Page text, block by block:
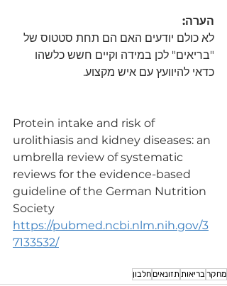
הערה:
לא כולם יודעים האם הם תחת סטטוס של
"בריאים" לכן במידה וקיים חשש כלשהו
כדאי להיוועץ עם איש מקצוע.
Protein intake and risk of
urolithiasis and kidney diseases: an
umbrella review of systematic
reviews for the evidence-based
guideline of the German Nutrition
Society
https://pubmed.ncbi.nlm.nih.gov/3
7133532/
מחקרבריאות תזונאים חלבון